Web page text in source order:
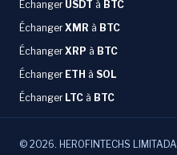
Échanger USDT à BTC
ÉchangerXMR à BTC
ÉchangerXRP à BTC
Échanger ETH à SOL
Échanger LTC à BTC
© 2026. HEROFINTECHS